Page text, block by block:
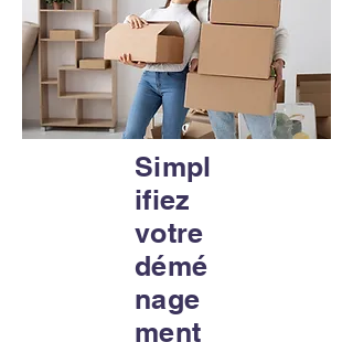
Simpl
ifiez
votre
démé
nage
ment